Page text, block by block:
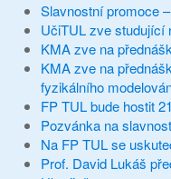
Slavnostní promoce
UčiTUL zve
KMA zve na
KMA zve na
fyzikálního
FP TUL bude hostit
Pozvánka na
Na FP TUL se
Prof. David Lukáš